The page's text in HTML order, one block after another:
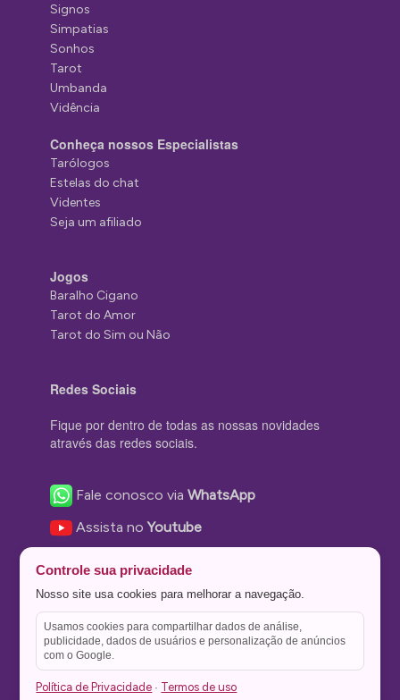
Signos
Simpatias
Sonhos
Tarot
Umbanda
Vidência
Conheça nossos Especialistas
Tarólogos
Estelas do chat
Videntes
Seja um afiliado
Jogos
Baralho Cigano
Tarot do Amor
Tarot do Sim ou Não
Redes Sociais
Fique por dentro de todas as nossas novidades
através das redes sociais.
Fale conosco viaWhatsApp
Assista noYoutube
Nos siga no Instagram
Nos siga noTwitter
Salve no
Controle sua privacidade
Nosso site usa cookies para melhorar a navegação.
Usamos cookies para compartilhar dados de análise,
publicidade, dados de usuários e personalização de anúncios
com o Google.
Política de Privacidade · Termos de uso